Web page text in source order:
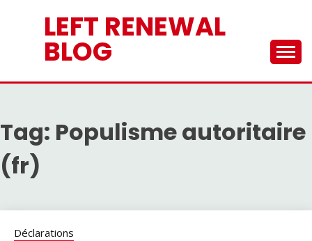
LEFT RENEWAL
BLOG
Tag: Populisme autoritaire
(fr)
Déclarations